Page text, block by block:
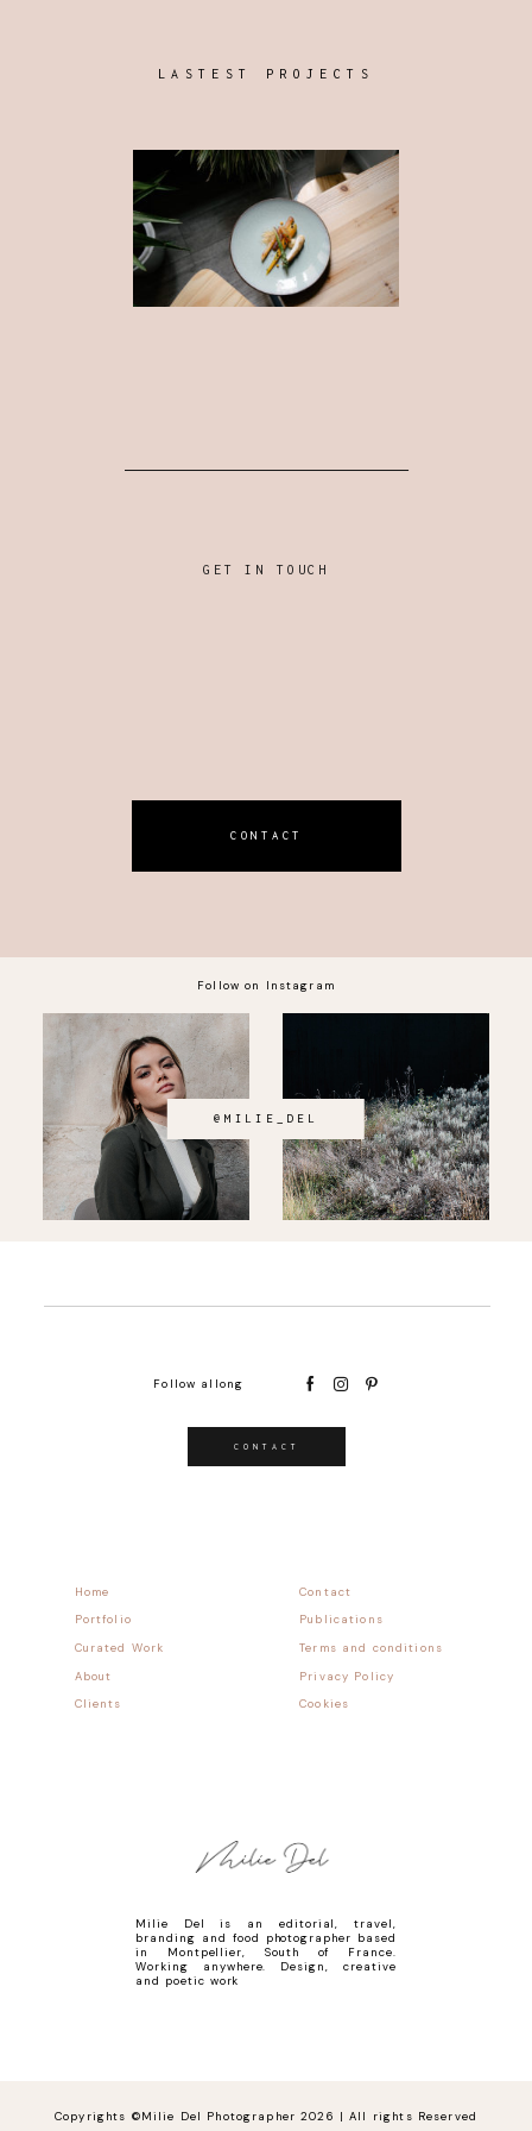
LASTEST PROJECTS
GET IN TOUCH
CONTACT
Follow on Instagram
@MILIE_DEL
Contact
Home
Follow allong
Publications
Portfolio
Milie Del is an editorial, travel,
branding and food photographer based
in Montpellier, South of France.
Working anywhere. Design, creative
and poetic work
Terms and conditions
Curated Work
CONTACT
Privacy Policy
About
Cookies
Clients
Copyrights ©Milie Del Photographer 2026 | All rights Reserved